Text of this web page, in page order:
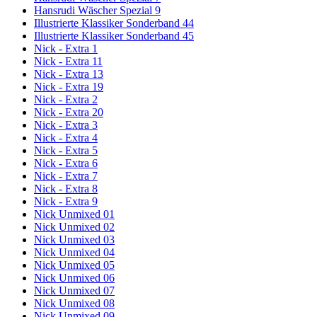
Hansrudi Wäscher Spezial 9
Illustrierte Klassiker Sonderband 44
Illustrierte Klassiker Sonderband 45
Nick - Extra 1
Nick - Extra 11
Nick - Extra 13
Nick - Extra 19
Nick - Extra 2
Nick - Extra 20
Nick - Extra 3
Nick - Extra 4
Nick - Extra 5
Nick - Extra 6
Nick - Extra 7
Nick - Extra 8
Nick - Extra 9
Nick Unmixed 01
Nick Unmixed 02
Nick Unmixed 03
Nick Unmixed 04
Nick Unmixed 05
Nick Unmixed 06
Nick Unmixed 07
Nick Unmixed 08